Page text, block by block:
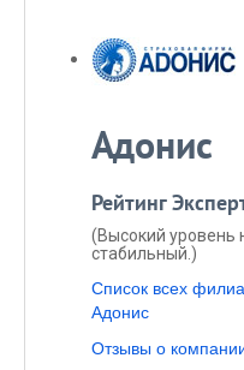
Адонис
Рейтинг
(Высокий уровень
стабильный.)
Список всех
Адонис
Отзывы о